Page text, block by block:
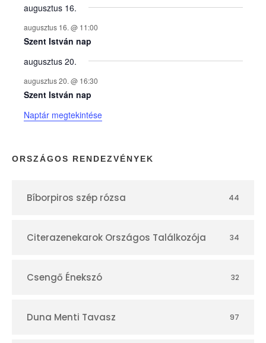
y
e
k
n
a
p
r
augusztus 16.
augusztus 16. @ 11:00
Szent István nap
augusztus 20.
augusztus 20. @ 16:30
Szent István nap
Naptár megtekintése
ORSZÁGOS RENDEZVÉNYEK
Bíborpiros szép rózsa 44
Citerazenekarok Országos Találkozója 34
Csengő Énekszó 32
Duna Menti Tavasz 97